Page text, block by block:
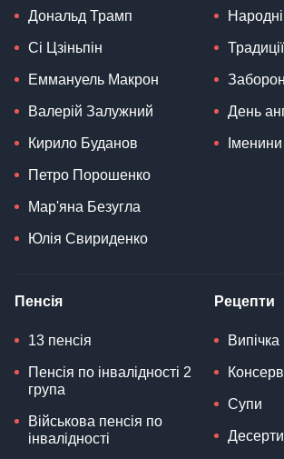
Дональд Трамп
Сі Цзіньпін
Еммануель Макрон
Валерій Залужний
Кирило Буданов
Петро Порошенко
Мар'яна Безугла
Юлія Свириденко
Традиції
День
Іменини
Пенсія
13 пенсія
Пенсія по інвалідності 2
група
Військова пенсія по
інвалідності
Рецепти
Випічка
Супи
Десерти